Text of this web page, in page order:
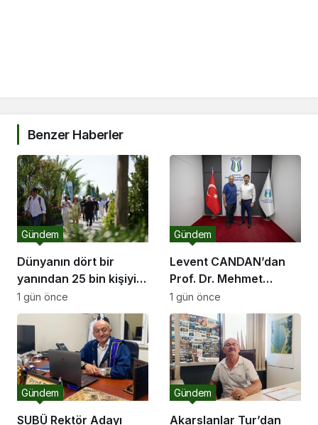
Benzer Haberler
Dünyanın dört bir
yanından 25 bin kişiyi
ağırlayacak dev fuar
için geri sayım
Gündem
1 gün önce
Levent CANDAN’dan
Prof. Dr. Mehmet
SARIBIYIK’a vefa
ziyareti
Gündem
1 gün önce
SUBÜ Rektör Adayı
Gündem
Akarslanlar Tur’dan
Gündem